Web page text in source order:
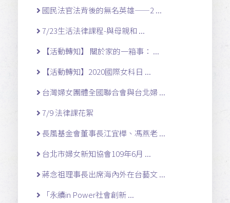
國民法官法背後的無名英雄——2 ...
7/23生活法律課程-與母親和 ...
【活動轉知】 關於家的一箱事： ...
【活動轉知】2020國際女科日 ...
台灣婦女團體全國聯合會與台北婦 ...
7/9 法律課花絮
長風基金會董事長江宜樺、馮燕老 ...
台北市婦女新知協會109年6月 ...
蔣念祖理事長出席海內外在台藝文 ...
「永續in Power社會創新 ...